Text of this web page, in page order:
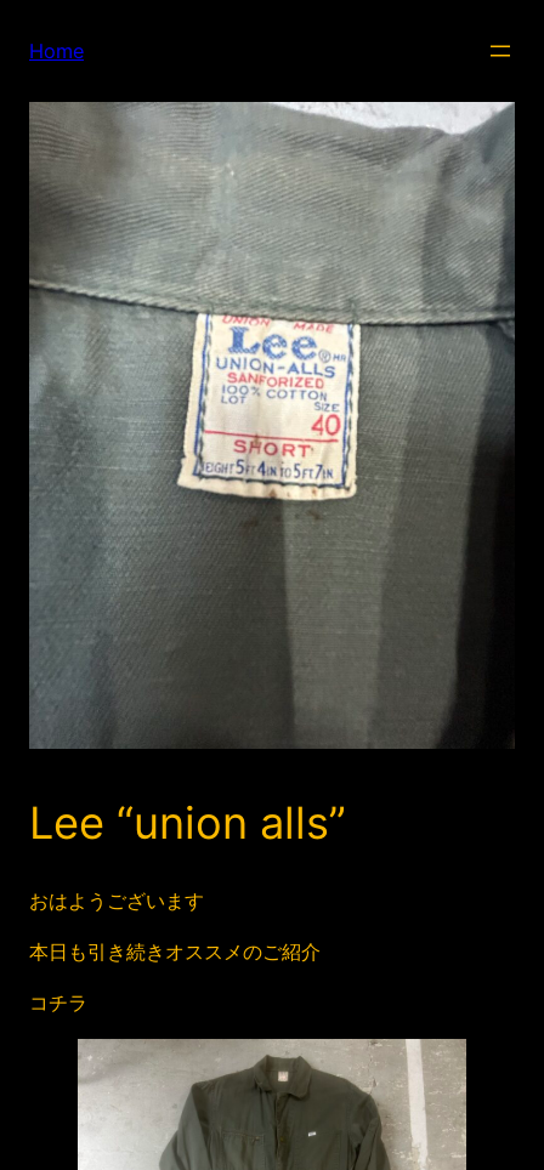
Home
Lee “union alls”
おはようございます
本日も引き続きオススメのご紹介
コチラ